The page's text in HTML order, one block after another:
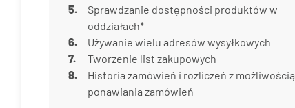
Sprawdzanie dostępności produktów w
oddziałach*
Używanie wielu adresów wysyłkowych
Tworzenie list zakupowych
Historia zamówień i rozliczeń z możliwością
ponawiania zamówień